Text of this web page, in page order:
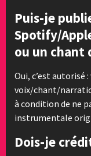
Puis-je
Spotify/
ou un chant
Oui, c’est autorisé
voix/chant/
à condition de ne
instrumentale
Dois-je